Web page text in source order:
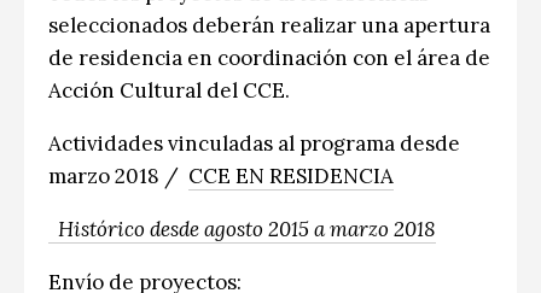
CCE en el interior/libros
Espacio itinerante de lectura infantil
Escénicas
Exposiciones
Género y Diversidad
seleccionados deberán realizar una apertura
de residencia en coordinación con el área de
Acción Cultural del CCE.
Actividades vinculadas al programa desde
marzo 2018 / CCE EN RESIDENCIA
Histórico desde agosto 2015 a marzo 2018
Envío de proyectos: